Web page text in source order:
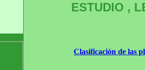
ESTUDIO ,
Clasificación de las